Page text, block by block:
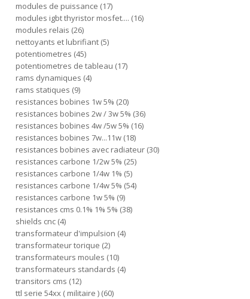
modules de puissance 17
modules igbt thyristor mosfet.... 16
modules relais 26
nettoyants et lubrifiant 5
potentiometres 45
potentiometres de tableau 17
rams dynamiques 4
rams statiques 9
resistances bobines 1w 5% 20
resistances bobines 2w / 3w 5% 36
resistances bobines 4w /5w 5% 16
resistances bobines 7w...11w 18
resistances bobines avec radiateur 30
resistances carbone 1/2w 5% 25
resistances carbone 1/4w 1% 5
resistances carbone 1/4w 5% 54
resistances carbone 1w 5% 9
resistances cms 0.1% 1% 5% 38
shields cnc 4
transformateur d'impulsion 4
transformateur torique 2
transformateurs moules 10
transformateurs standards 4
transitors cms 12
ttl serie 54xx ( militaire ) 60